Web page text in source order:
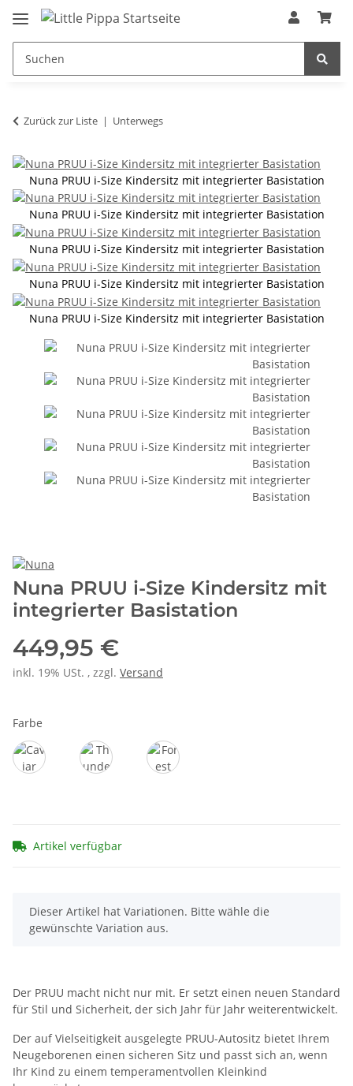
Zum Hauptinhalt springen
springen
Zurück zur Liste Unterwegs
Nuna PRUU i-Size Kindersitz mit integrierter Basistation
Nuna PRUU i-Size Kindersitz mit integrierter Basistation
Nuna PRUU i-Size Kindersitz mit integrierter Basistation
Nuna PRUU i-Size Kindersitz mit integrierter Basistation
Nuna PRUU i-Size Kindersitz mit integrierter Basistation
Nuna PRUU i-Size Kindersitz mit
integrierter Basistation
449,95 €
inkl. 19% USt. , zzgl. Versand
Farbe
Artikel verfügbar
x
Dieser Artikel hat Variationen. Bitte wähle die
gewünschte Variation aus.
Der PRUU macht nicht nur mit. Er setzt einen neuen Standard
für Stil und Sicherheit, der sich Jahr für Jahr weiterentwickelt.
Der auf Vielseitigkeit ausgelegte PRUU-Autositz bietet Ihrem
Neugeborenen einen sicheren Sitz und passt sich an, wenn
Ihr Kind zu einem temperamentvollen Kleinkind